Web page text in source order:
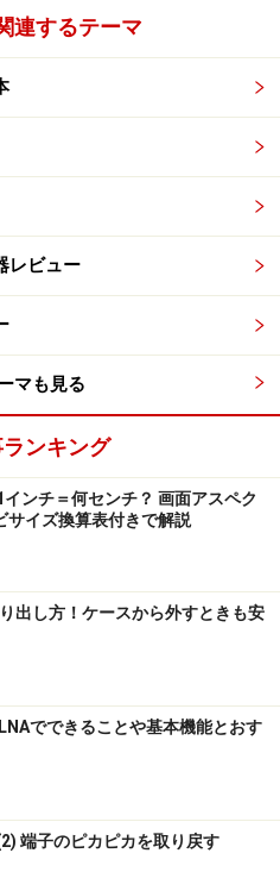
連するテーマ
レビュー
マも見る
ンキング
ンチ＝何センチ？ 画面アスペク
サイズ換算表付きで解説
出し方！ケースから外すときも安
でできることや基本機能とおす
端子のピカピカを取り戻す